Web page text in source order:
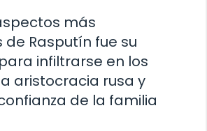
más
Rasputín fue su
infiltrarse en los
aristocracia rusa y
de la familia